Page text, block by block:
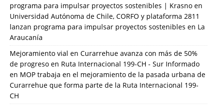
programa para impulsar proyectos sostenibles | Krasno en
Universidad Autónoma de Chile, CORFO y plataforma 2811
lanzan programa para impulsar proyectos sostenibles en La
Araucanía
Mejoramiento vial en Curarrehue avanza con más de 50%
de progreso en Ruta Internacional 199-CH - Sur Informado
en MOP trabaja en el mejoramiento de la pasada urbana de
Curarrehue que forma parte de la Ruta Internacional 199-
CH